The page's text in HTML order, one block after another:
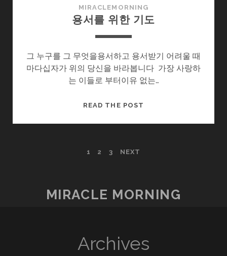
MIRACLEMORNING
용서를 위한 기도
그 누구를 그 무엇을용서하고 용서받기 어려울 때
마다십자가 위의 당신을 바라봅니다 가장 사랑하
는 이들로 부터이유 없는…
READ THE POST
1 2 3 NEXT
MIRACLE MORNING
Archives